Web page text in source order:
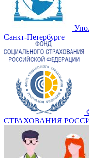
Санкт-Петербурге
СТРАХОВАНИЯ